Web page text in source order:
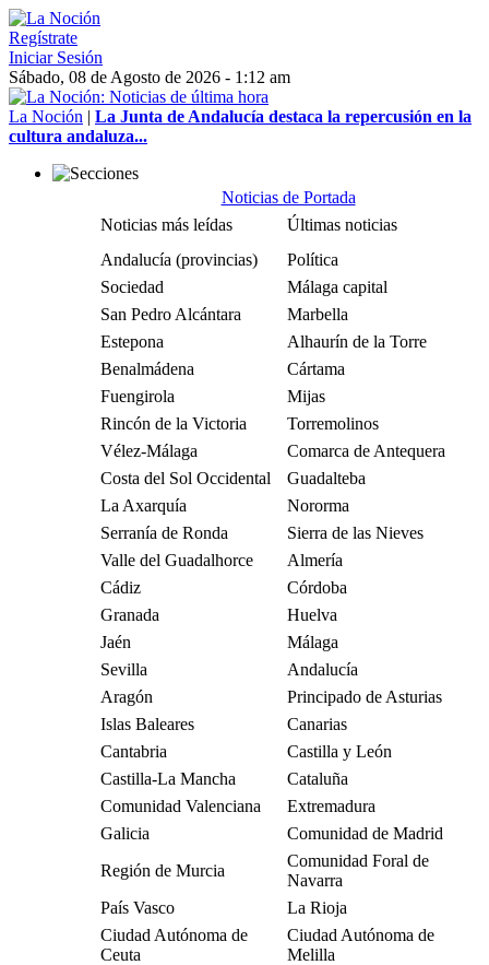
Regístrate
Iniciar Sesión
Sábado, 08 de Agosto de 2026 - 1:12 am
La Noción | La Junta de Andalucía destaca la repercusión en la
cultura andaluza...
Noticias de Portada
Noticias más leídas
Últimas noticias
Andalucía (provincias)
Política
Sociedad
Málaga capital
San Pedro Alcántara
Marbella
Estepona
Alhaurín de la Torre
Benalmádena
Cártama
Fuengirola
Mijas
Rincón de la Victoria
Torremolinos
Vélez-Málaga
Comarca de Antequera
Costa del Sol Occidental
Guadalteba
La Axarquía
Nororma
Serranía de Ronda
Sierra de las Nieves
Valle del Guadalhorce
Almería
Cádiz
Córdoba
Granada
Huelva
Jaén
Málaga
Sevilla
Andalucía
Aragón
Principado de Asturias
Islas Baleares
Canarias
Cantabria
Castilla y León
Castilla-La Mancha
Cataluña
Comunidad Valenciana
Extremadura
Galicia
Comunidad de Madrid
Región de Murcia
Comunidad Foral de
Navarra
País Vasco
La Rioja
Ciudad Autónoma de
Ceuta
Ciudad Autónoma de
Melilla